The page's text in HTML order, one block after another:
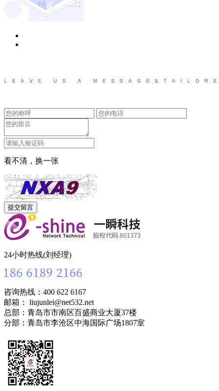
看不清，换一张
24小时热线(刘经理)
咨询热线：400 622 6167
邮箱： liujunlei@net532.net
总部：青岛市市南区百盛商业大厦37楼
分部：青岛市李沧区中海国际广场1807室